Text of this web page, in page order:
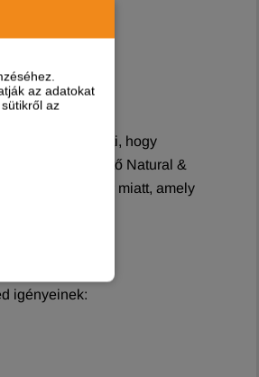
az adatokat
az
Ez azt jelenti, hogy
elérhető Natural &
egyensúlyzavar miatt, amely
igényeinek: